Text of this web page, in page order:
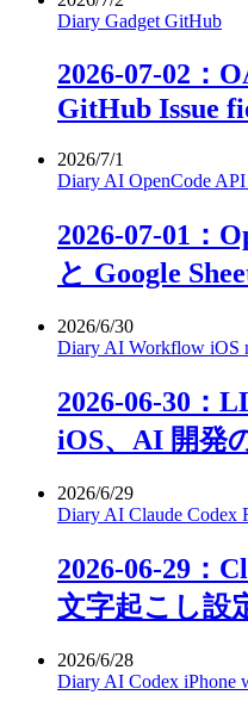
Diary Gadget GitHub
2026-07-02：
GitHub Issue
2026/7/1
Diary AI OpenCode API
2026-07-01：
と Google
2026/6/30
Diary AI Workflow iOS
2026-06-30：
iOS、AI 開発
2026/6/29
Diary AI Claude Codex
2026-06-29：
文字起こし設
2026/6/28
Diary AI Codex iPhone